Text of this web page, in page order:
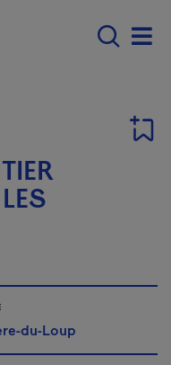
-
du-Loup